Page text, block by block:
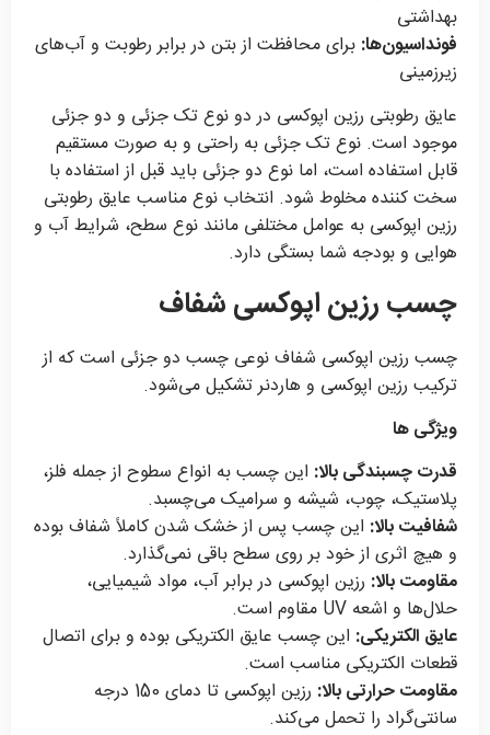
بهداشتی
فونداسیون‌ها: برای محافظت از بتن در برابر رطوبت و آب‌های
زیرزمینی
عایق رطوبتی رزین اپوکسی در دو نوع تک جزئی و دو جزئی
موجود است. نوع تک جزئی به راحتی و به صورت مستقیم
قابل استفاده است، اما نوع دو جزئی باید قبل از استفاده با
سخت کننده مخلوط شود. انتخاب نوع مناسب عایق رطوبتی
رزین اپوکسی به عوامل مختلفی مانند نوع سطح، شرایط آب و
هوایی و بودجه شما بستگی دارد.
چسب رزین اپوکسی شفاف
چسب رزین اپوکسی شفاف نوعی چسب دو جزئی است که از
ترکیب رزین اپوکسی و هاردنر تشکیل می‌شود.
ویژگی ها
قدرت چسبندگی بالا: این چسب به انواع سطوح از جمله فلز،
پلاستیک، چوب، شیشه و سرامیک می‌چسبد.
شفافیت بالا: این چسب پس از خشک شدن کاملاً شفاف بوده
و هیچ اثری از خود بر روی سطح باقی نمی‌گذارد.
مقاومت بالا: رزین اپوکسی در برابر آب، مواد شیمیایی،
حلال‌ها و اشعه UV مقاوم است.
عایق الکتریکی: این چسب عایق الکتریکی بوده و برای اتصال
قطعات الکتریکی مناسب است.
مقاومت حرارتی بالا:
رزین اپوکسی تا دمای 150 درجه
سانتی‌گراد را تحمل می‌کند.